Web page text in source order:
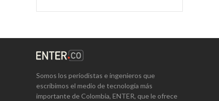
Somos los periodistas e ingenieros que
escribimos el medio de tecnología más
importante de Colombia, ENTER, que le ofrece